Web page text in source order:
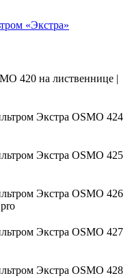
«Экстра»